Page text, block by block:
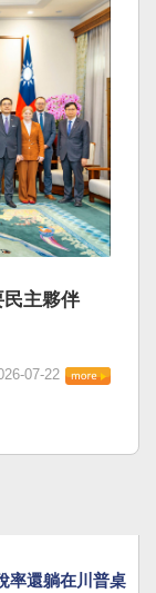
主夥伴
07-22
率還躺在川普桌